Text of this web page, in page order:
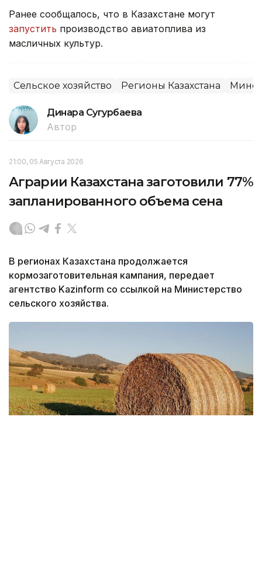
Ранее сообщалось, что в Казахстане могут
запустить производство авиатоплива из
масличных культур.
Сельское хозяйство Регионы Казахстана
Динара Сугурбаева
Автор
21:00, 05 Августа 2026
Аграрии Казахстана заготовили 77%
запланированного объема сена
В регионах Казахстана продолжается
кормозаготовительная кампания, передает
агентство Kazinform со ссылкой на Министерство
сельского хозяйства.